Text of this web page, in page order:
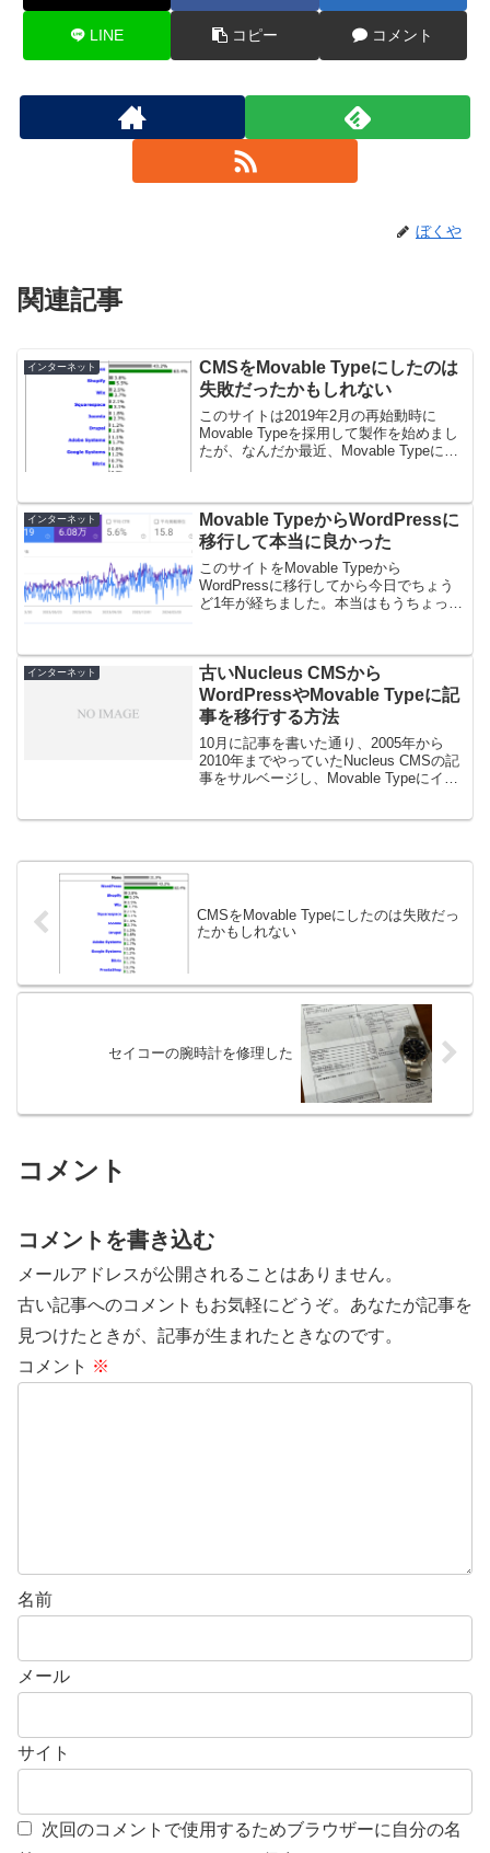
LINE コピー コメント
ぼくや
関連記事
インターネット
CMSをMovable Typeにしたのは
失敗だったかもしれない
このサイトは2019年2月の再始動時に
Movable Typeを採用して製作を始めまし
たが、なんだか最近、Movable Typeにし
めブログソフトのトップの座に君臨し...
インターネット
Movable TypeからWordPressに
移行して本当に良かった
このサイトをMovable Typeから
WordPressに移行してから今日でちょう
ど1年が経ちました。本当はもうちょっと
と。結論としては、Movable Typeか...
インターネット
古いNucleus CMSから
WordPressやMovable Typeに記
事を移行する方法
10月に記事を書いた通り、2005年から
2010年までやっていたNucleus CMSの記
事をサルベージし、Movable Typeにイン
CMSをMovable Typeにしたのは失敗だっ
たかもしれない
セイコーの腕時計を修理した
コメント
コメントを書き込む
メールアドレスが公開されることはありません。
古い記事へのコメントもお気軽にどうぞ。あなたが記事を
見つけたときが、記事が生まれたときなのです。
コメント ※
名前
メール
サイト
次回のコメントで使用するためブラウザーに自分の名